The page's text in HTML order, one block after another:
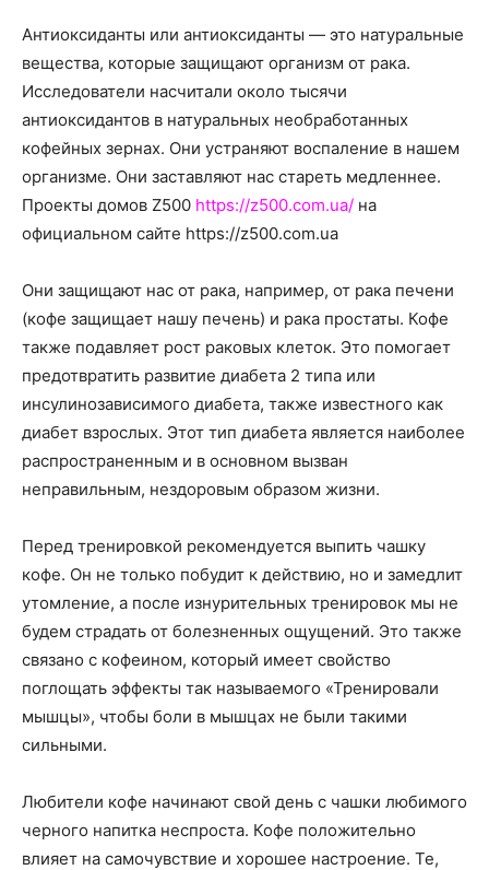
Антиоксиданты или антиоксиданты — это натуральные
вещества, которые защищают организм от рака.
Исследователи насчитали около тысячи
антиоксидантов в натуральных необработанных
кофейных зернах. Они устраняют воспаление в нашем
организме. Они заставляют нас стареть медленнее.
Проекты домов Z500 https://z500.com.ua/ на
официальном сайте https://z500.com.ua
Они защищают нас от рака, например, от рака печени
(кофе защищает нашу печень) и рака простаты. Кофе
также подавляет рост раковых клеток. Это помогает
предотвратить развитие диабета 2 типа или
инсулинозависимого диабета, также известного как
диабет взрослых. Этот тип диабета является наиболее
распространенным и в основном вызван
неправильным, нездоровым образом жизни.
Перед тренировкой рекомендуется выпить чашку
кофе. Он не только побудит к действию, но и замедлит
утомление, а после изнурительных тренировок мы не
будем страдать от болезненных ощущений. Это также
связано с кофеином, который имеет свойство
поглощать эффекты так называемого «Тренировали
мышцы», чтобы боли в мышцах не были такими
сильными.
Любители кофе начинают свой день с чашки любимого
черного напитка неспроста. Кофе положительно
влияет на самочувствие и хорошее настроение. Те,